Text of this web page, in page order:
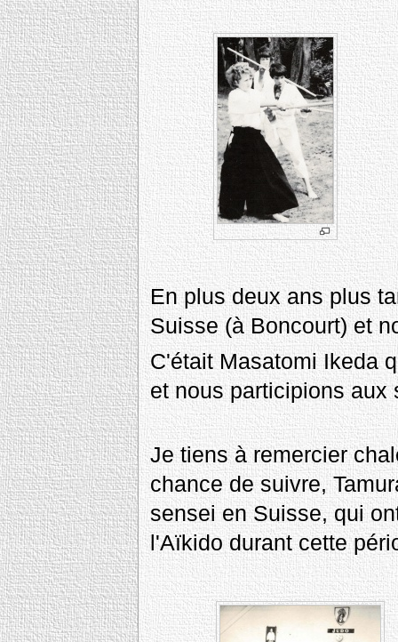
En plus deux ans plus
Suisse (à Boncourt) et
C'était Masatomi Ikeda
et nous participions aux
Je tiens à remercier
chance de suivre,
sensei en Suisse, qui
l'Aïkido durant cette